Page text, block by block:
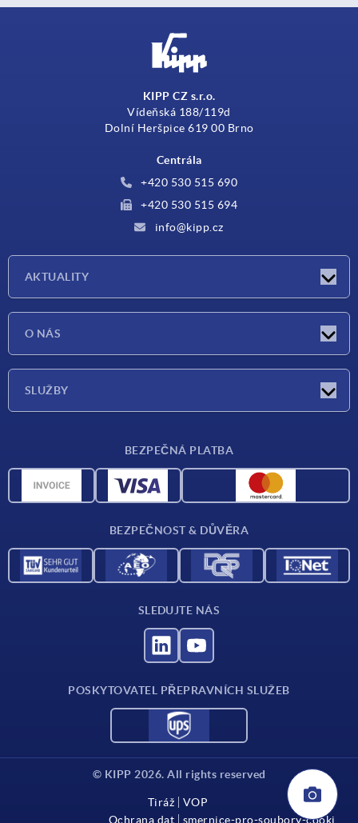
KIPP CZ s.r.o.
Vídeňská 188/119d
Dolní Heršpice 619 00 Brno
Centrála
+420 530 515 690
+420 530 515 694
info@kipp.cz
AKTUALITY
O NÁS
SLUŽBY
CAD data
BEZPEČNÁ PLATBA
BEZPEČNOST & DŮVĚRA
SLEDUJTE NÁS
POSKYTOVATEL PŘEPRAVNÍCH SLUŽEB
© KIPP 2026. All rights reserved
Tiráž
VOP
Ochrana dat
smernice-pro-soubory-cooki